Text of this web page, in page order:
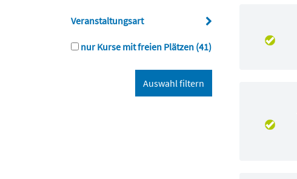
Veranstaltungsart
nur Kurse mit freien Plätzen (41)